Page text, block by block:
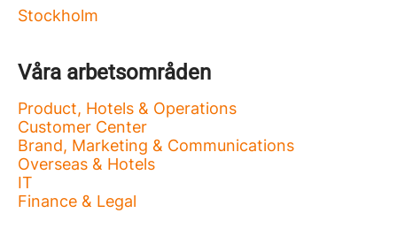
Stockholm
Våra arbetsområden
Product, Hotels & Operations
Customer Center
Brand, Marketing & Communications
Overseas & Hotels
IT
Finance & Legal